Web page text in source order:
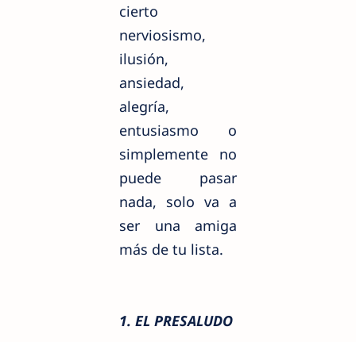
cierto
nerviosismo,
ilusión,
ansiedad,
alegría,
entusiasmo o
simplemente no
puede pasar
nada, solo va a
ser una amiga
más de tu lista.
1. EL PRESALUDO